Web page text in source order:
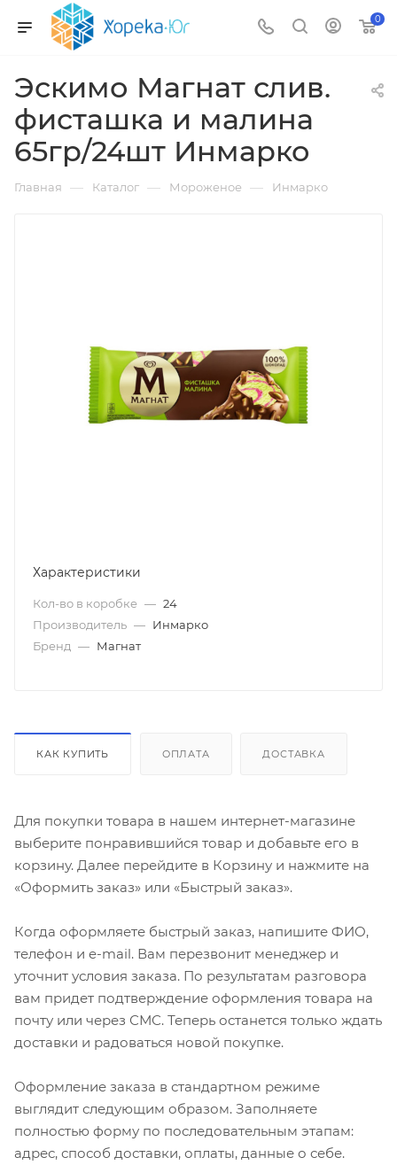
0
Эскимо Магнат слив.
фисташка и малина
65гр/24шт Инмарко
Главная — Каталог — Мороженое — Инмарко
Характеристики
Кол-во в коробке — 24
Производитель — Инмарко
Бренд — Магнат
КАК КУПИТЬ ОПЛАТА ДОСТАВКА
Для покупки товара в нашем интернет-магазине
выберите понравившийся товар и добавьте его в
корзину. Далее перейдите в Корзину и нажмите на
«Оформить заказ» или «Быстрый заказ».
Когда оформляете быстрый заказ, напишите ФИО,
телефон и e-mail. Вам перезвонит менеджер и
уточнит условия заказа. По результатам разговора
вам придет подтверждение оформления товара на
почту или через СМС. Теперь останется только ждать
доставки и радоваться новой покупке.
Оформление заказа в стандартном режиме
выглядит следующим образом. Заполняете
полностью форму по последовательным этапам:
адрес, способ доставки, оплаты, данные о себе.